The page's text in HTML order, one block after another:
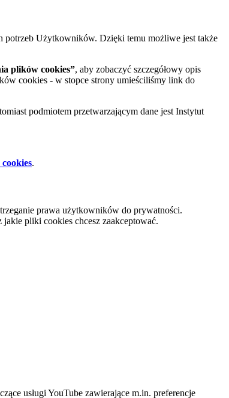
potrzeb Użytkowników. Dzięki temu możliwe jest także
plików cookies”, aby zobaczyć szczegółowy opis
cookies - w stopce strony umieściliśmy link do
podmiotem przetwarzającym dane jest Instytut
.
prawa użytkowników do prywatności.
pliki cookies chcesz zaakceptować.
usługi YouTube zawierające m.in. preferencje